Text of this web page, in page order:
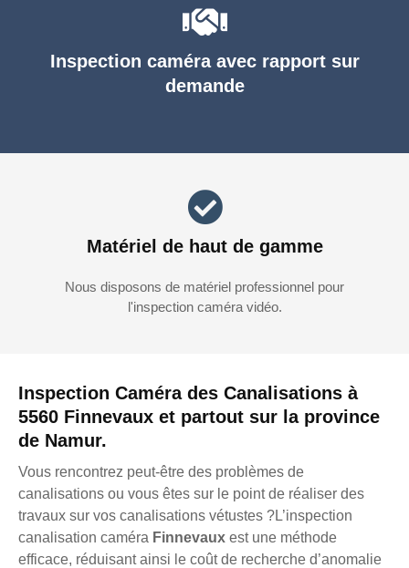
Inspection Caméra des Canalisations à
5560 Finnevaux et partout sur la province
de Namur.
Vous rencontrez peut-être des problèmes de
canalisations ou vous êtes sur le point de réaliser des
travaux sur vos canalisations vétustes ?L’inspection
canalisation caméra Finnevaux est une méthode
efficace, réduisant ainsi le coût de recherche d’anomalie
Inspection caméra avec rapport sur
demande
Matériel de haut de gamme
Nous disposons de matériel professionnel pour
l'inspection caméra vidéo.